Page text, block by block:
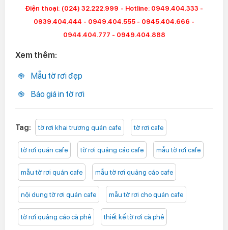
Điện thoại: (024) 32.222.999 - Hotline: 0949.404.333 -
0939.404.444 - 0949.404.555 - 0945.404.666 -
0944.404.777 - 0949.404.888
Xem thêm:
Mẫu tờ rơi đẹp
Báo giá in tờ rơi
Tag: tờ rơi khai trương quán cafe tờ rơi cafe
tờ rơi quán cafe tờ rơi quảng cáo cafe mẫu tờ rơi cafe
mẫu tờ rơi quán cafe mẫu tờ rơi quảng cáo cafe
nội dung tờ rơi quán cafe mẫu tờ rơi cho quán cafe
tờ rơi quảng cáo cà phê thiết kế tờ rơi cà phê